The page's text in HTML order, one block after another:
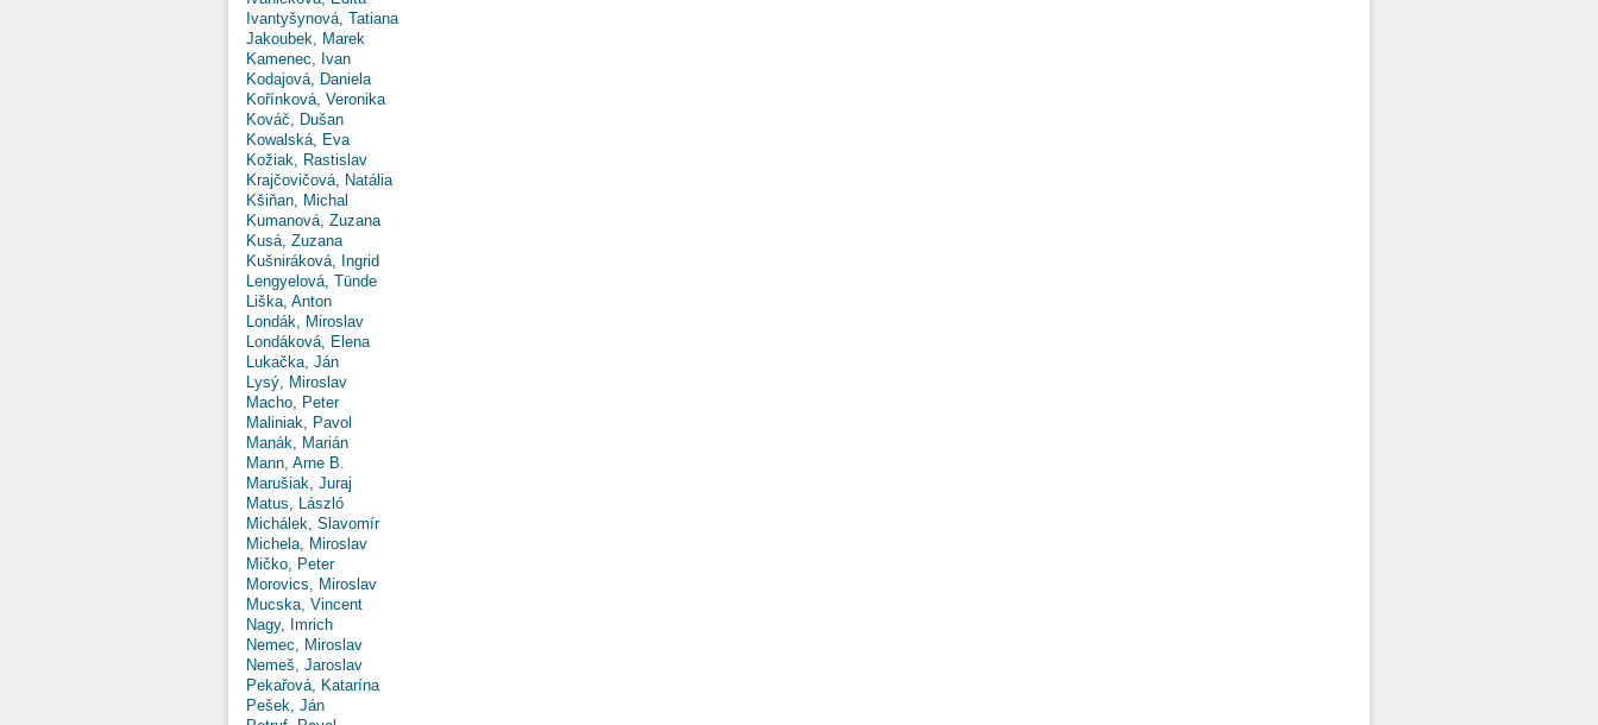
Ivantyšynová, Tatiana
Jakoubek, Marek
Kamenec, Ivan
Kodajová, Daniela
Kořínková, Veronika
Kováč, Dušan
Kowalská, Eva
Kožiak, Rastislav
Krajčovičová, Natália
Kšiňan, Michal
Kumanová, Zuzana
Kusá, Zuzana
Kušniráková, Ingrid
Lengyelová, Tünde
Liška, Anton
Londák, Miroslav
Londáková, Elena
Lukačka, Ján
Lysý, Miroslav
Macho, Peter
Maliniak, Pavol
Manák, Marián
Mann, Arne B.
Marušiak, Juraj
Matus, László
Michálek, Slavomír
Michela, Miroslav
Mičko, Peter
Morovics, Miroslav
Mucska, Vincent
Nagy, Imrich
Nemec, Miroslav
Nemeš, Jaroslav
Pekařová, Katarína
Pešek, Ján